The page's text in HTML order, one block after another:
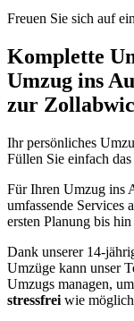
Freuen Sie sich auf
Komplette
Umzug ins
zur
Ihr persönliches
Füllen Sie einfach
Für Ihren Umzug ins
umfassende Services
ersten Planung bis
Dank unserer 14-
Umzüge kann unser
Umzugs managen,
stressfrei wie